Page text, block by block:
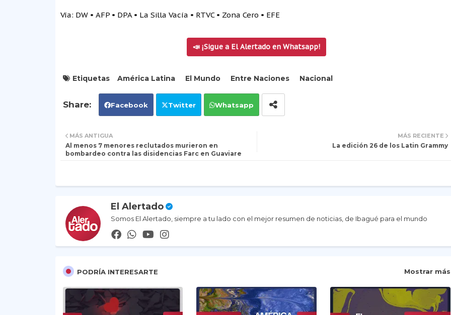
Vía: DW • AFP • DPA • La Silla Vacía • RTVC • Zona Cero • EFE
📣 ¡Sigue a El Alertado en Whatsapp!
Etiquetas América Latina El Mundo Entre Naciones Nacional
Facebook Twitter Whatsapp
MÁS RECIENTE
La edición 26 de los Latin Grammy
MÁS ANTIGUA
Al menos 7 menores reclutados murieron en
bombardeo contra las disidencias Farc en Guaviare
El Alertado
Somos El Alertado, siempre a tu lado con el mejor resumen de noticias, de Ibagué para el mundo
PODRÍA INTERESARTE Mostrar más